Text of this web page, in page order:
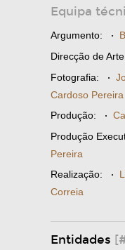
Equipa
Argumento: ·
Direcção de
Fotografia: ·
Cardoso Pereira
Produção: ·
Produção
Pereira
Realização: ·
Correia
Entidades